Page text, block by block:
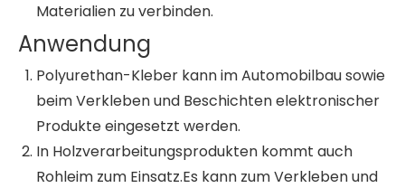
Materialien zu verbinden.
Anwendung
Polyurethan-Kleber kann im Automobilbau sowie
beim Verkleben und Beschichten elektronischer
Produkte eingesetzt werden.
In Holzverarbeitungsprodukten kommt auch
Rohleim zum Einsatz.Es kann zum Verkleben und